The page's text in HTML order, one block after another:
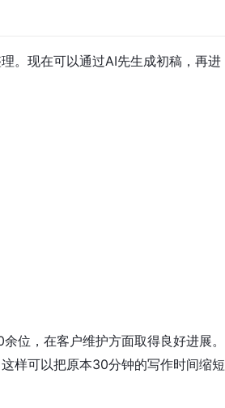
。现在可以通过AI先生成初稿，再进
位，在客户维护方面取得良好进展。
样可以把原本30分钟的写作时间缩短